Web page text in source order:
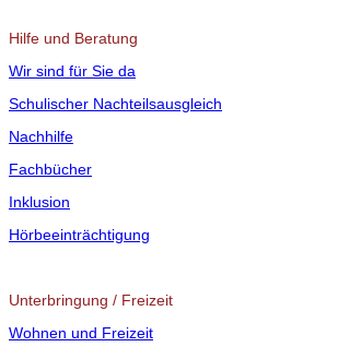
Hilfe und Beratung
Wir sind für Sie da
Schulischer Nachteilsausgleich
Nachhilfe
Fachbücher
Inklusion
Hörbeeinträchtigung
Unterbringung / Freizeit
Wohnen und Freizeit